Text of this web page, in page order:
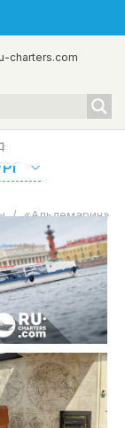
charters.com
/ «Альдемарин»